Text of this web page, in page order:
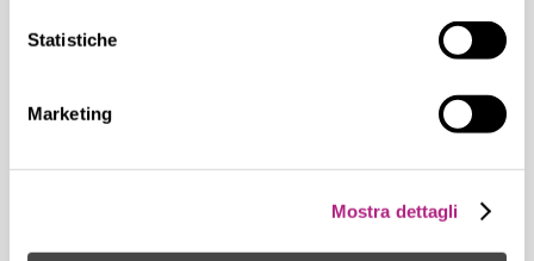
Statistiche
Marketing
Mostra dettagli
08 Luglio, 2019